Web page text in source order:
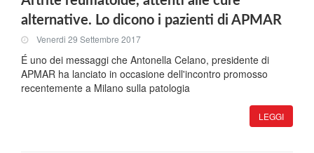
alternative. Lo dicono i pazienti di APMAR
Venerdi 29 Settembre 2017
É uno dei messaggi che Antonella Celano, presidente di
APMAR ha lanciato in occasione dell'incontro promosso
recentemente a Milano sulla patologia
LEGGI